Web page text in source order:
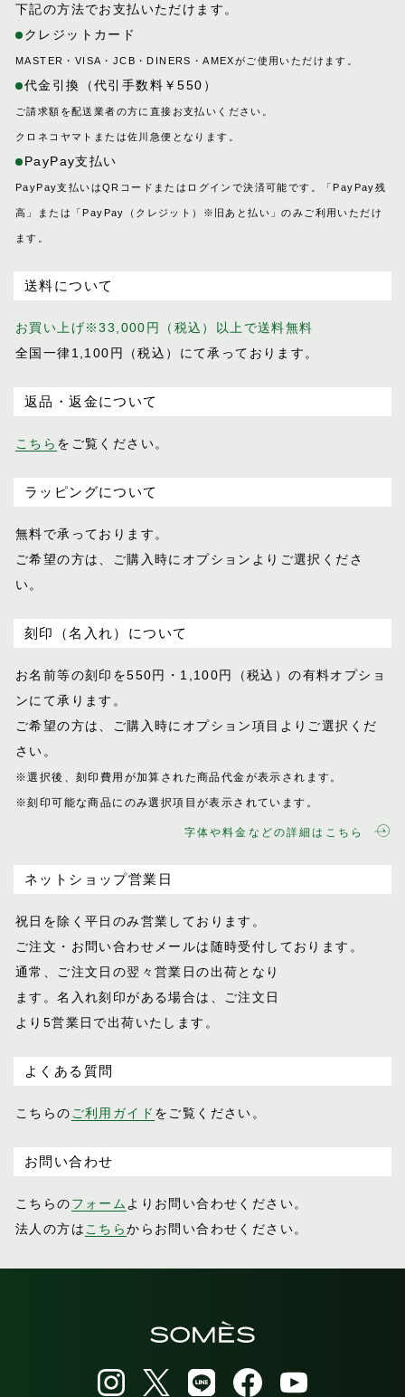
下記の方法でお支払いただけます。
クレジットカード
MASTER・VISA・JCB・DINERS・AMEXがご使用いただけます。
代金引換（代引手数料￥550）
ご請求額を配送業者の方に直接お支払いください。
クロネコヤマトまたは佐川急便となります。
PayPay支払い
PayPay支払いはQRコードまたはログインで決済可能です。「PayPay残
高」または「PayPay（クレジット）※旧あと払い」のみご利用いただけ
ます。
送料について
お買い上げ※33,000円（税込）以上で送料無料
全国一律1,100円（税込）にて承っております。
返品・返金について
こちら をご覧ください。
ラッピングについて
無料で承っております。
ご希望の方は、ご購入時にオプションより ご選択くださ
い。
刻印（名入れ）について
お名前等の刻印を550円・1,100円（税込）の有料オプショ
ンにて承ります。
ご希望の方は、ご購入時にオプション項目 よりご選択くだ
さい。
※選択後、刻印費用が加算された商品代金が表示 されます。
※刻印可能な商品にのみ選択項目が表示されてい ます。
字体や料金などの詳細はこちら
ネットショップ営業日
祝日を除く平日のみ営業しております。
ご注文・お問い合わせメールは随時受付し ております。
通常、ご注文日の翌々営業日の出荷となり
ます。名入れ刻印がある場合は、ご注文日
より5営業日で出荷いたします。
よくある質問
こちらの ご利用ガイド をご覧ください。
お問い合わせ
こちらのフォーム よりお問い合わせください。
法人の方は こちらからお問い合わせください。